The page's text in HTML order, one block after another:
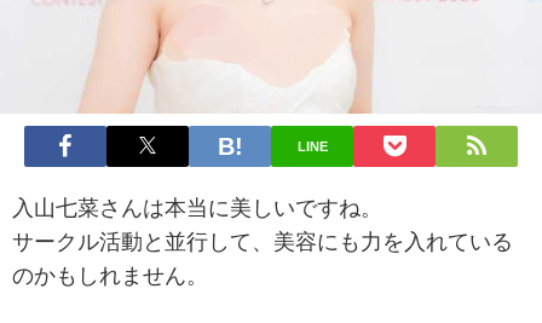
LINE
入山七菜さんは本当に美しいですね。
サークル活動と並行して、美容にも力を入れている
のかもしれません。